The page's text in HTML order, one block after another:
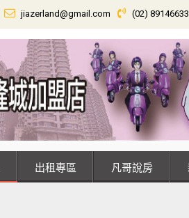
jiazerland@gmail.com (02) 89146633
出租專區 凡哥說房